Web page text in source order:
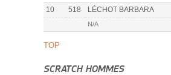
10 518 LÉCHOT BARBARA
N/A
TOP
SCRATCH HOMMES